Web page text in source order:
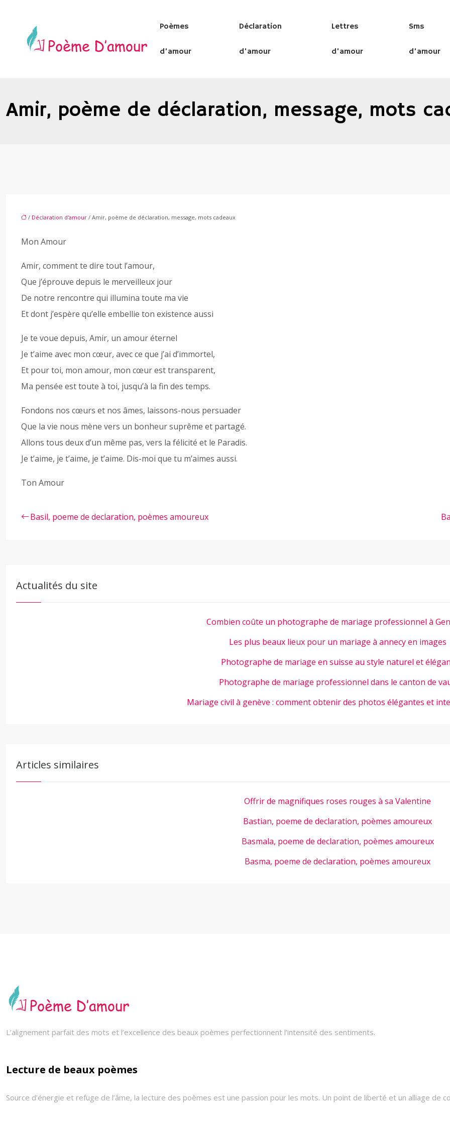
Poèmes
d’amour
Déclaration
d’amour
Lettres
d’amour
Sms
d’amour
Amir, poème de déclaration, message, mots
/ Déclaration d'amour / Amir, poème de déclaration, message, mots cadeaux
Mon Amour
Amir, comment te dire tout l’amour,
Que j’éprouve depuis le merveilleux jour
De notre rencontre qui illumina toute ma vie
Et dont j’espère qu’elle embellie ton existence aussi
Je te voue depuis, Amir, un amour éternel
Je t’aime avec mon cœur, avec ce que j’ai d’immortel,
Et pour toi, mon amour, mon cœur est transparent,
Ma pensée est toute à toi, jusqu’à la fin des temps.
Fondons nos cœurs et nos âmes, laissons-nous persuader
Que la vie nous mène vers un bonheur suprême et partagé.
Allons tous deux d’un même pas, vers la félicité et le Paradis.
Je t’aime, je t’aime, je t’aime. Dis-moi que tu m’aimes aussi.
Ton Amour
Basil, poeme de declaration, poèmes amoureux
Actualités du site
Combien coûte un photographe de mariage professionnel à
Les plus beaux lieux pour un mariage à annecy en images
Photographe de mariage en suisse au style naturel et
Photographe de mariage professionnel dans le canton de
Mariage civil à genève : comment obtenir des photos élégantes et
Articles similaires
Offrir de magnifiques roses rouges à sa Valentine
Bastian, poeme de declaration, poèmes amoureux
Basmala, poeme de declaration, poèmes amoureux
Basma, poeme de declaration, poèmes amoureux
L’alignement parfait des mots et l’excellence des beaux poèmes perfectionnent l’intensité des sentiments.
Lecture de beaux poèmes
Source d’énergie et refuge de l’âme, la lecture des poèmes est une passion pour les mots. Un point de liberté et un alliage de